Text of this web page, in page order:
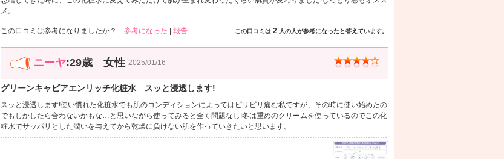
メ。
この口コミは 2 人の人が参考になったと答えています。
この口コミは参考になりましたか？ 参考になった 報告
ニーヤ:29歳 女性 2025/01/16
グリーンキャビアエンリッチ化粧水 スッと浸透します!
スッと浸透します!使い慣れた化粧水でも肌のコンディションによってはピリピリ痛む私ですが、その時に使い始めたの
でもしかしたら合わないかもな…と思いながら使ってみると全く問題なし!冬は重めのクリームを使っているのでこの化
粧水でサッパリとした潤いを与えてから乾燥に負けない肌を作っていきたいと思います。